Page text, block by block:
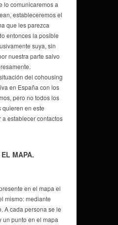
lo comunicaremos a
estableceremos el
que les parezca
entonces la posible
suya, sin
nuestra parte salvo
del cohousing
en España con los
pero no todos los
quieren en este
establecer contactos
MAPA.
en el mapa el
mismo: mediante
A cada persona se le
un punto en el mapa